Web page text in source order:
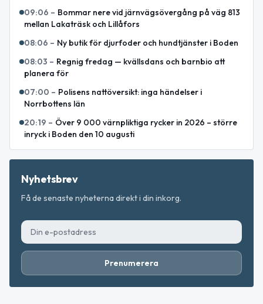
09:06 – Bommar nere vid järnvägsövergång på väg 813
mellan Lakaträsk och Lillåfors
08:06 – Ny butik för djurfoder och hundtjänster i Boden
08:03 – Regnig fredag — kvällsdans och barnbio att
planera för
07:00 – Polisens nattöversikt: inga händelser i
Norrbottens län
20:19 – Över 9 000 värnpliktiga rycker in 2026 – större
inryck i Boden den 10 augusti
Nyhetsbrev
Få de senaste nyheterna direkt i din inkorg.
Prenumerera